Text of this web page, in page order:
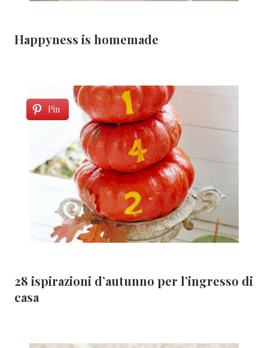
Happyness is homemade
Pin
28 ispirazioni d’autunno per l’ingresso di
casa